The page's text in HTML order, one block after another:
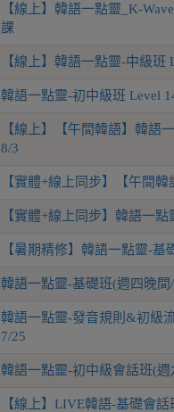
【線上】韓語一點靈_K-
課
【線上】韓語一點靈-中級
韓語一點靈-初中級班 Level
【線上】【午間韓語】韓語
8/3
【實體+線上同步】【午間
【實體+線上同步】韓語一
【暑期精修】韓語一點靈-
韓語一點靈-基礎班(週四晚
韓語一點靈-發音規則&初級
7/25
韓語一點靈-初中級會話班(
【線上】LIVE韓語-基礎會